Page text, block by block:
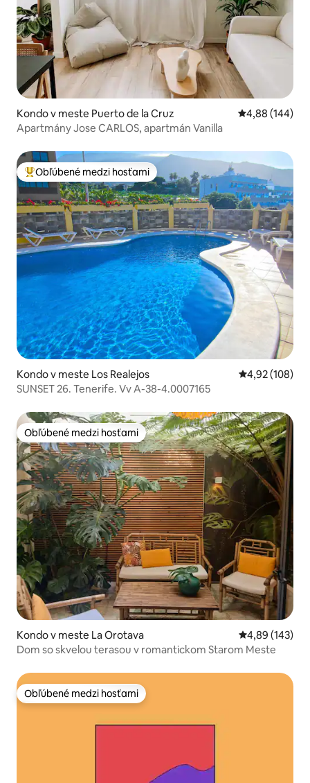
Kondo v meste Puerto de la Cruz Priemerné
4,88 (144)
Apartmány Jose CARLOS, apartmán Vanilla
Najobľúbenejšie medzi hosťami
Obľúbené medzi hosťami
Kondo v meste Los Realejos Priemerné
4,92 (108)
SUNSET 26. Tenerife. Vv A-38-4.0007165
Obľúbené medzi hosťami
Obľúbené medzi hosťami
Kondo v meste La Orotava Priemerné
4,89 (143)
Dom so skvelou terasou v romantickom Starom Meste
Obľúbené medzi hosťami
Obľúbené medzi hosťami